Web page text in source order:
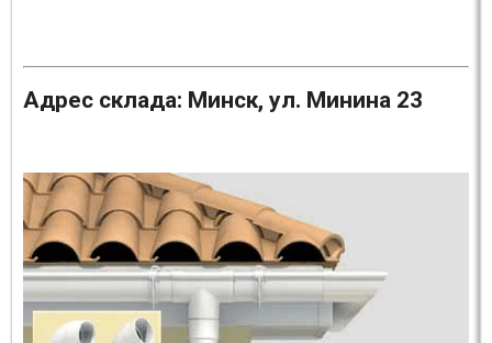
Адрес склада: Минск, ул. Минина 23